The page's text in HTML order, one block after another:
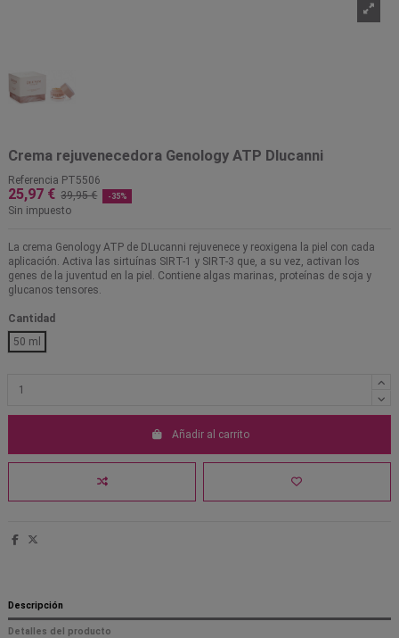
Crema rejuvenecedora Genology ATP Dlucanni
Referencia PT5506
25,97 € 39,95 € -35%
Sin impuesto
La crema Genology ATP de DLucanni rejuvenece y reoxigena la piel con cada
aplicación. Activa las sirtuínas SIRT-1 y SIRT-3 que, a su vez, activan los
genes de la juventud en la piel. Contiene algas marinas, proteínas de soja y
glucanos tensores.
Cantidad
50 ml
Añadir al carrito
Descripción
Detalles del producto